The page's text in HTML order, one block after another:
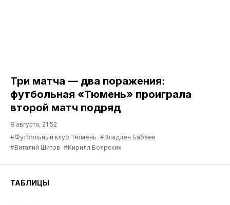
Три матча — два поражения:
футбольная «Тюмень» проиграла
второй матч подряд
8 августа, 21:52
#Футбольный клуб Тюмень #Владлен Бабаев
#Виталий Шитов #Кирилл Боярских
ТАБЛИЦЫ